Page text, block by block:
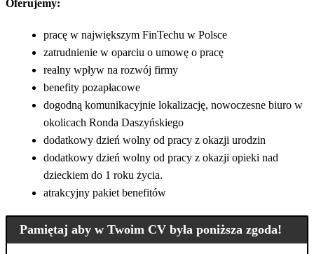
Oferujemy:
pracę w największym FinTechu w Polsce
zatrudnienie w oparciu o umowę o pracę
realny wpływ na rozwój firmy
benefity pozapłacowe
dogodną komunikacyjnie lokalizację, nowoczesne biuro w
okolicach Ronda Daszyńskiego
dodatkowy dzień wolny od pracy z okazji urodzin
dodatkowy dzień wolny od pracy z okazji opieki nad
dzieckiem do 1 roku życia.
atrakcyjny pakiet benefitów
Pamiętaj aby w Twoim CV była poniższa zgoda!